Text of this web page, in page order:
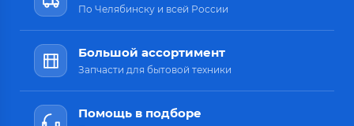
По Челябинску и всей России
Большой ассортимент
Запчасти для бытовой техники
Помощь в подборе